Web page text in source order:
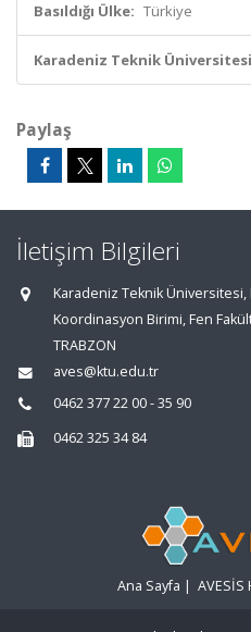
Basıldığı Ülke: Türkiye
Karadeniz Teknik
Paylaş
İletişim Bilgileri
Karadeniz Teknik Üniversitesi,
Koordinasyon Birimi, Fen
TRABZON
aves@ktu.edu.tr
0462 377 22 00 - 35 90
0462 325 34 84
Ana Sayfa | AVESİS